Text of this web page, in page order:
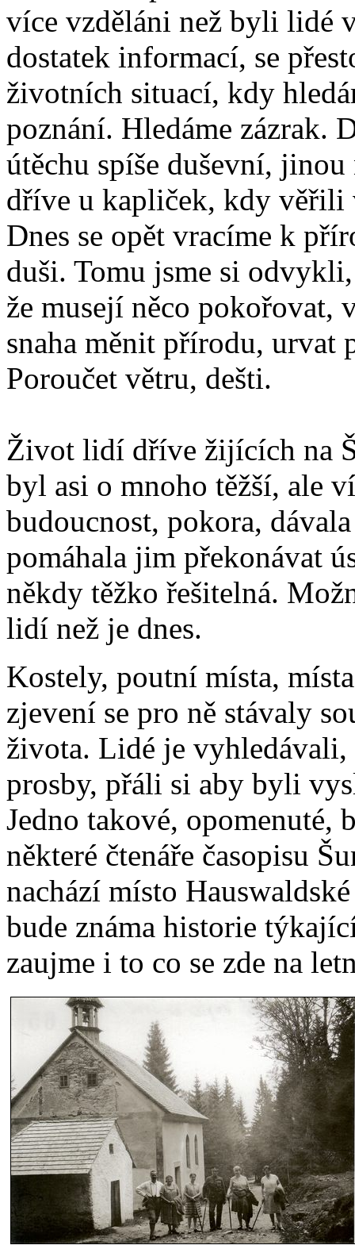
více vzděláni než byli lidé
dostatek informací, se
životních situací, kdy
poznání. Hledáme zázrak.
útěchu spíše duševní,
dříve u kapliček, kdy věřili
Dnes se opět vracíme k
duši. Tomu jsme si
že musejí něco pokořovat,
snaha měnit přírodu, urvat
Poroučet větru, dešti.
Život lidí dříve žijících na
byl asi o mnoho těžší, ale
budoucnost, pokora,
pomáhala jim překonávat
někdy těžko řešitelná.
lidí než je dnes.
Kostely, poutní místa,
zjevení se pro ně stávaly
života. Lidé je
prosby, přáli si aby byli
Jedno takové, opomenuté,
některé čtenáře časopisu
nachází místo
bude známa historie
zaujme i to co se zde na